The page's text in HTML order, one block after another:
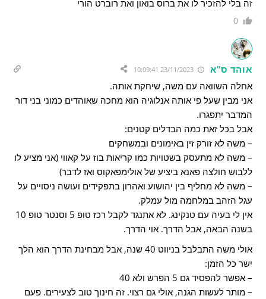
זה בלי להזכיר לו את ברוס בואון ואת רוברט הורי
0
אוהד ס"א 23/11/2023 10:09:41
אחלה השוואה עם משה, שיחקת אותה.
אני מבין שעל פי אותה אנלוגיה הוא מחכה שאוהדים כמוני בני דור
המדבר יתפגרו.
אבל בכל זאת כמה הבדלים קטנים:
– משה לא זורק זין באימונים ובמשחקים
– משה לא מתעסק בשטויות כמו קריאות בוז על קאווי (אני מציע לו
ללבוש חולצה פאנא ביציע של אולימפאקוס ואז לדבר)
– משה לא מחליף בין יהושוע ואהרון בתפקידים ועושה ניסויים על
עגל הזהב במלחמה מול עמלק.
אין לי בעיה עם טנקינג. לא אתנגד לקבל רכז טופ 5 וסנטר טופ 10
בשנה הבאה, אבל הדרך. אוי הדרך.
אולי משה התבלבל בניווט 40 שנה, אבל מבחינת הדרך הוא הלך
ישר כל הזמן:
– אפשר להפסיד גם 5 הפרש ולא 40
– מותר לעשות הגנה, אולי גם רצוי. זה חינוך טוב לצעירים. פעם